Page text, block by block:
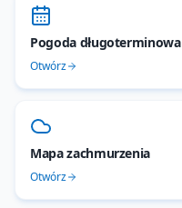
Pogoda długoterminowa
Otwórz
Mapa zachmurzenia
Otwórz